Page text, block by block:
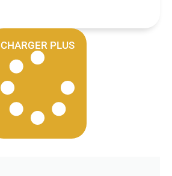
CHARGER PLUS